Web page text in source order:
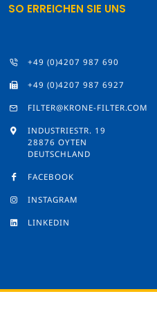
SO ERREICHEN SIE UNS
+49 (0)4207 987 690
+49 (0)4207 987 6927
FILTER@KRONE-FILTER.COM
INDUSTRIESTR. 19
28876 OYTEN
DEUTSCHLAND
FACEBOOK
INSTAGRAM
LINKEDIN